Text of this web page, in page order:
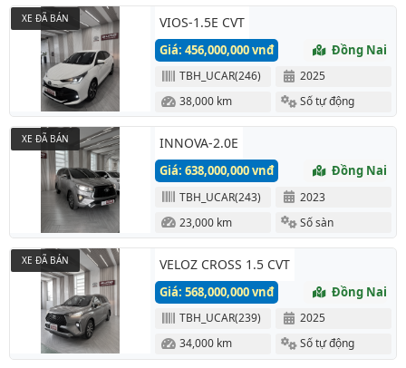
VIOS-1.5E CVT
Giá: 456,000,000 vnđ Đồng Nai
TBH_UCAR(246)
2025
38,000 km
Số tự động
XE ĐÃ BÁN
INNOVA-2.0E
Giá: 638,000,000 vnđ Đồng Nai
TBH_UCAR(243)
2023
23,000 km
Số sàn
XE ĐÃ BÁN
VELOZ CROSS 1.5 CVT
Giá: 568,000,000 vnđ Đồng Nai
TBH_UCAR(239)
2025
34,000 km
Số tự động
XE ĐÃ BÁN